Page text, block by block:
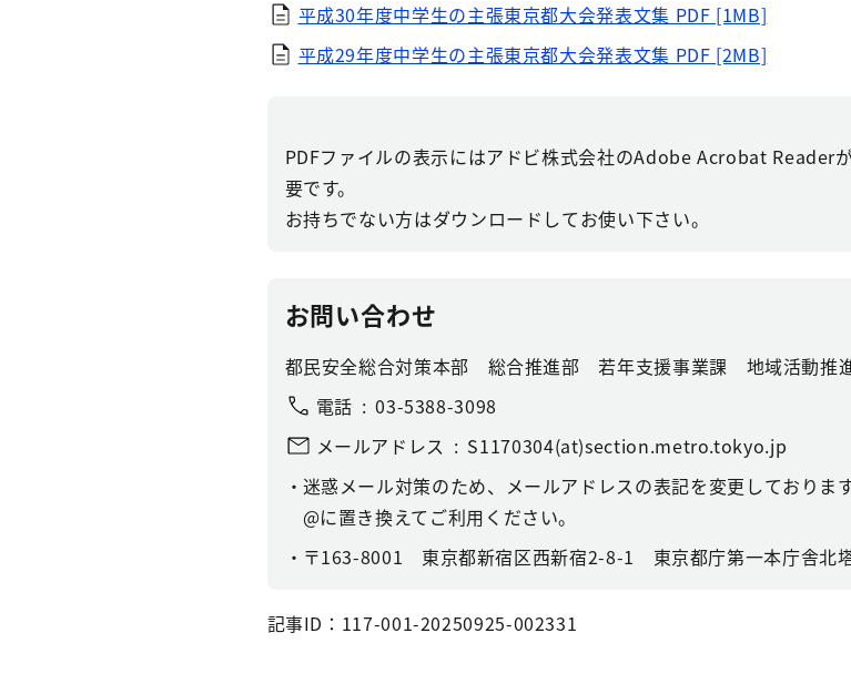
平成30年度中学生の主張東京都大会発表文集 PDF [1MB]
平成29年度中学生の主張東京都大会発表文集 PDF [2MB]
PDFファイルの表示にはアドビ株式会社のAdobe Acrobat Reader
要です。
お持ちでない方はダウンロードしてお使い下さい。
お問い合わせ
都民安全総合対策本部 総合推進部 若年支援事業課 地域活動推
電話
03-5388-3098
メールアドレス
S1170304(at)section.metro.tokyo.jp
迷惑メール対策のため、メールアドレスの表記を変更しておりま
@に置き換えてご利用ください。
〒163-8001 東京都新宿区西新宿2-8-1 東京都庁第一本庁舎北
記事ID：117-001-20250925-002331